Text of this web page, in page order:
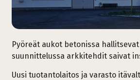
Pyöreät aukot betonissa
suunnittelussa arkkitehdit saivat
Uusi tuotantolaitos ja varasto